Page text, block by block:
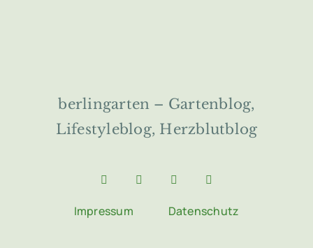
berlingarten – Gartenblog,
Lifestyleblog, Herzblutblog
Impressum Datenschutz